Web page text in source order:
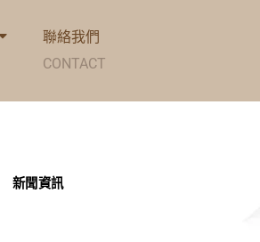
聯絡我們
CONTACT
新聞資訊